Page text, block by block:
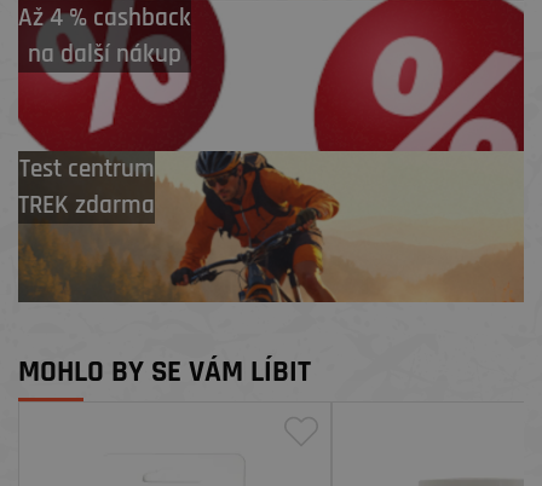
Až 4 % cashback
na další nákup
Test centrum
TREK zdarma
MOHLO BY SE VÁM LÍBIT